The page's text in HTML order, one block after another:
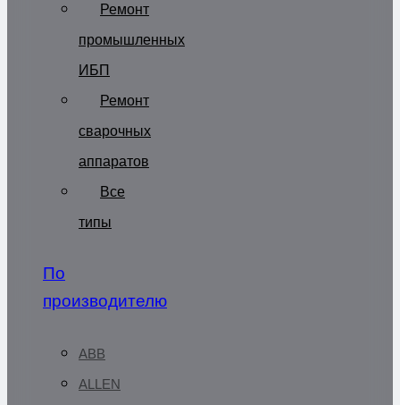
Ремонт
промышленных
ИБП
Ремонт
сварочных
аппаратов
Все
типы
По
производителю
ABB
ALLEN